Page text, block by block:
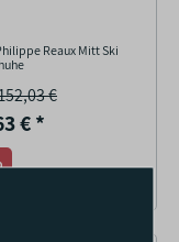
Reaux Mitt Ski
€
€*